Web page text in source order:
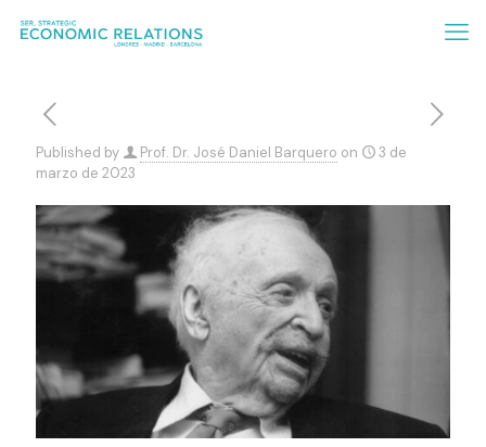
Published by Prof. Dr. José Daniel Barquero on
3 de
marzo de 2023